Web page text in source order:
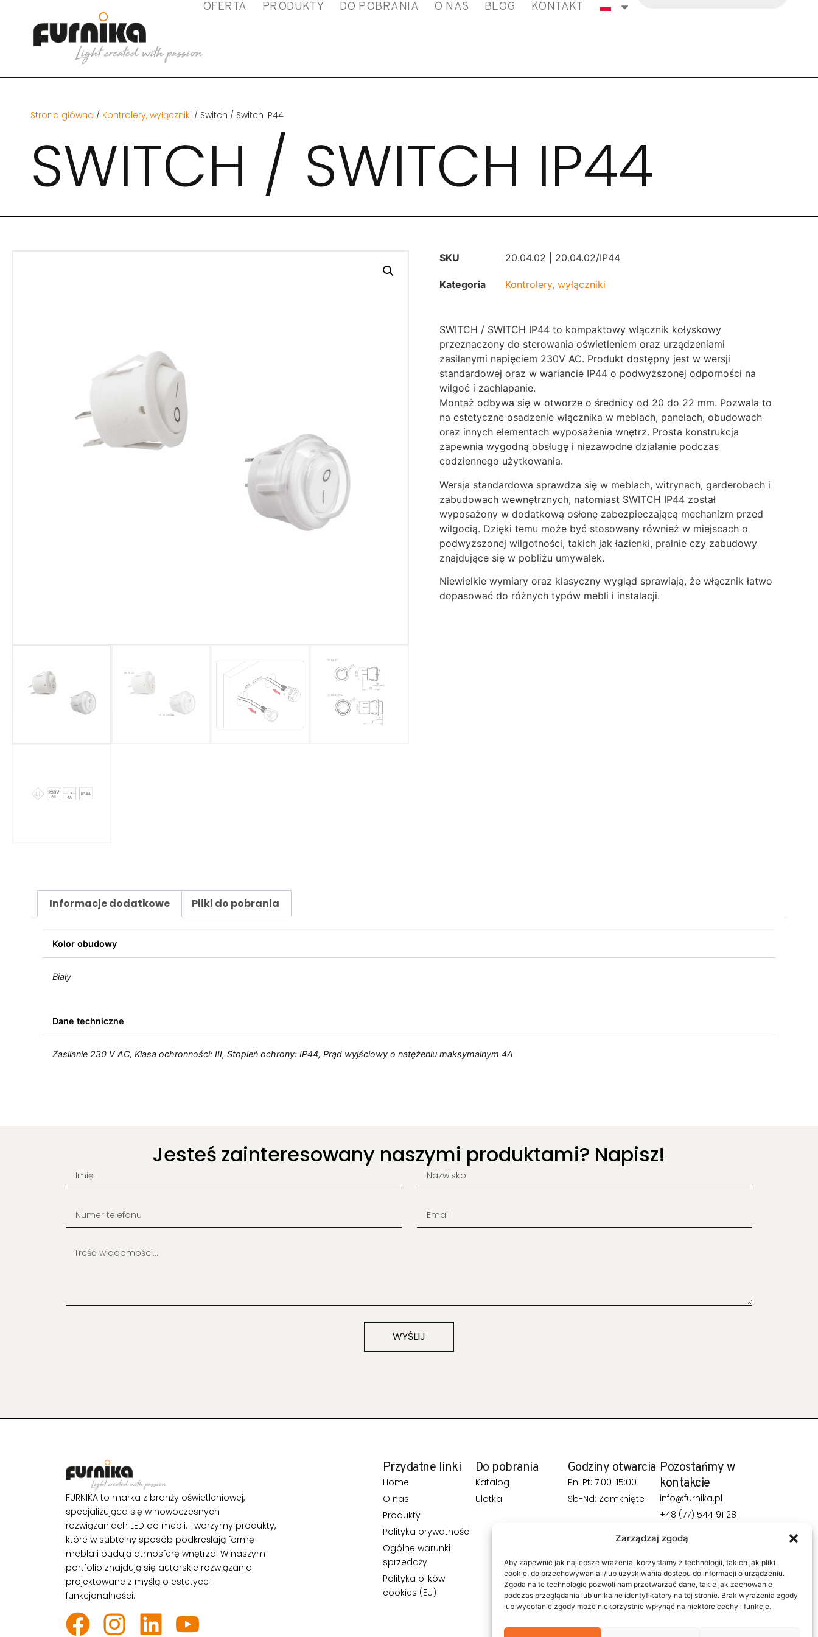
Zarządzaj zgodą
Aby zapewnić jak najlepsze wrażenia, korzystamy z technologii, takich jak pliki
cookie, do przechowywania i/lub uzyskiwania dostępu do informacji o urządzeniu.
Zgoda na te technologie pozwoli nam przetwarzać dane, takie jak zachowanie
podczas przeglądania lub unikalne identyfikatory na tej stronie. Brak wyrażenia zgody
lub wycofanie zgody może niekorzystnie wpłynąć na niektóre cechy i funkcje.
OFERTA PRODUKTY DO POBRANIA O NAS BLOG KONTAKT
Strona główna / Kontrolery, wyłączniki / Switch / Switch IP44
SWITCH / SWITCH IP44
SKU 20.04.02 | 20.04.02/IP44
Kategoria Kontrolery, wyłączniki
SWITCH / SWITCH IP44 to kompaktowy włącznik kołyskowy
przeznaczony do sterowania oświetleniem oraz urządzeniami
zasilanymi napięciem 230V AC. Produkt dostępny jest w wersji
standardowej oraz w wariancie IP44 o podwyższonej odporności na
wilgoć i zachlapanie.
Montaż odbywa się w otworze o średnicy od 20 do 22 mm. Pozwala to
na estetyczne osadzenie włącznika w meblach, panelach, obudowach
oraz innych elementach wyposażenia wnętrz. Prosta konstrukcja
zapewnia wygodną obsługę i niezawodne działanie podczas
codziennego użytkowania.
Wersja standardowa sprawdza się w meblach, witrynach, garderobach i
zabudowach wewnętrznych, natomiast SWITCH IP44 został
wyposażony w dodatkową osłonę zabezpieczającą mechanizm przed
wilgocią. Dzięki temu może być stosowany również w miejscach o
podwyższonej wilgotności, takich jak łazienki, pralnie czy zabudowy
znajdujące się w pobliżu umywalek.
Niewielkie wymiary oraz klasyczny wygląd sprawiają, że włącznik łatwo
dopasować do różnych typów mebli i instalacji.
Informacje dodatkowe Pliki do pobrania
Kolor obudowy
Biały
Dane techniczne
Zasilanie 230 V AC, Klasa ochronności: III, Stopień ochrony: IP44, Prąd wyjściowy o natężeniu maksymalnym 4A
Jesteś zainteresowany naszymi produktami? Napisz!
WYŚLIJ
FURNIKA to marka z branży oświetleniowej,
specjalizująca się w nowoczesnych
rozwiązaniach LED do mebli. Tworzymy produkty,
które w subtelny sposób podkreślają formę
mebla i budują atmosferę wnętrza. W naszym
portfolio znajdują się autorskie rozwiązania
projektowane z myślą o estetyce i
funkcjonalności.
Przydatne linki
Home
O nas
Produkty
Polityka prywatności
Ogólne warunki
sprzedaży
Polityka plików
cookies (EU)
Do pobrania
Katalog
Ulotka
Godziny otwarcia
Pn-Pt: 7:00-15:00
Sb-Nd: Zamknięte
Pozostańmy w
kontakcie
info@furnika.pl
+48 (77) 544 91 28